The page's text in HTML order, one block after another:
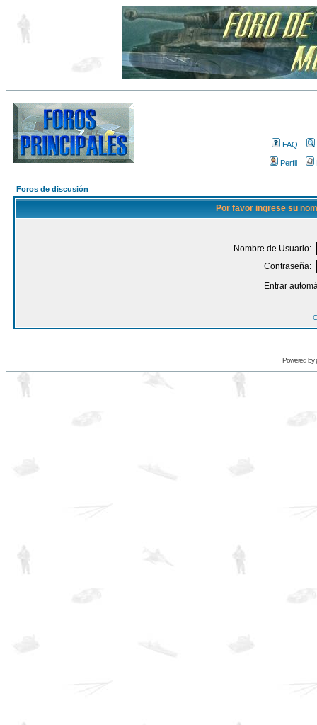
FAQ
Perfil
Foros de discusión
Por favor ingrese su
Nombre de Usuario:
Contraseña:
Entrar
Powered by